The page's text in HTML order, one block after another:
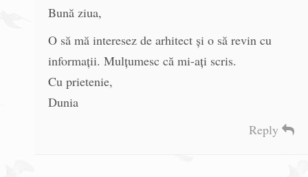
Bună ziua,
O să mă interesez de arhitect și o să revin cu
informații. Mulțumesc că mi-ați scris.
Cu prietenie,
Dunia
Reply